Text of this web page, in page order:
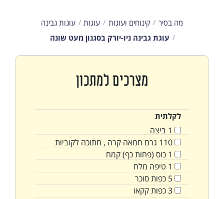
מה בסיר קינוחים ועוגות עוגות
עוגות גבינה
עוגת גבינה ניו-יורק בסגנון מעט שונה
מצרכים למתכון
לקלתית
1 ביצה
110 גרם חמאה קרה , חתוכה לקוביות
1 כוס (פחות כף) קמח
1 טיפה מלח
5 כפותסוכר
3כפותקקאו